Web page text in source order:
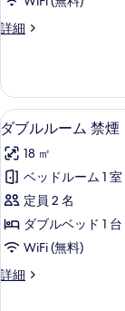
表
る
禁
の
す
べ
て
の
写
真
を
表
詳細
フ
ル
ー
ム
禁
煙
の
詳
細
ダ
ブ
ル
ル
ー
ム
煙
8
ダブルルーム 禁煙
18 ㎡
ベッドルーム 1 室
定員 2 名
ダブルベッド 1 台
WiFi (無料)
詳細
ダ